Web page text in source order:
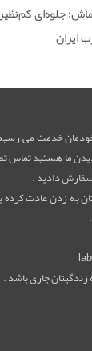
جلوه‌ای
ایران
خدمت می
ما هستید
دادید .
به زدن عادت
زندگیتان جاری باشد .